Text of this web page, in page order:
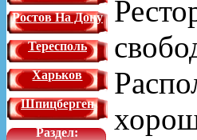
Ростов На Дону
Тересполь
Харьков
Шпицберген
Раздел: